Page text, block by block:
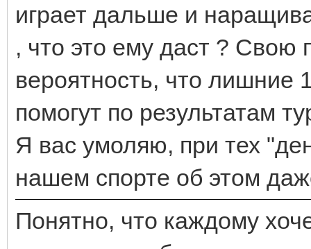
играет дальше и
, что это ему даст ? Свою
вероятность, что лишние
помогут по результатам
Я вас умоляю, при тех
нашем спорте об этом
Понятно, что каждому